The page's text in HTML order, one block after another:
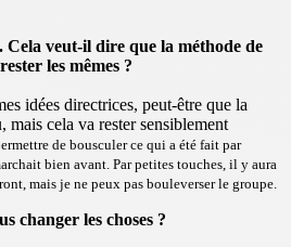
veut-il dire que la méthode de
les mêmes ?
idées directrices, peut-être que la
mais cela va rester sensiblement
de bousculer ce qui a été fait par
bien avant. Par petites touches, il y aura
mais je ne peux pas bouleverser le groupe.
changer les choses ?